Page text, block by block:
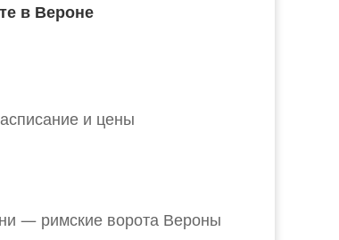
в Вероне
Музеи — расписание и цены
— римские ворота Вероны